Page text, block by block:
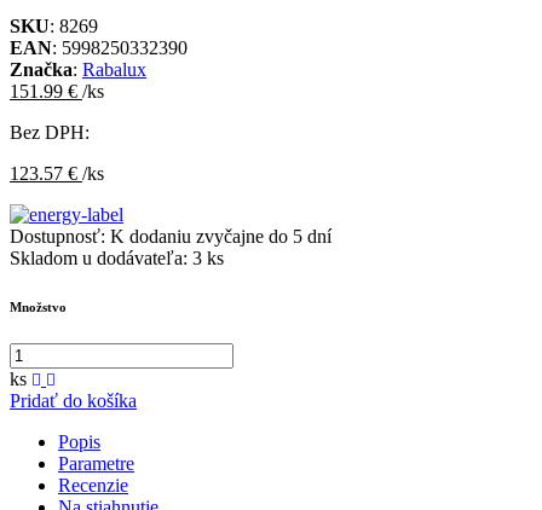
SKU: 8269
EAN: 5998250332390
Značka: Rabalux
151.99 € /ks
Bez DPH:
123.57 € /ks
Dostupnosť: K dodaniu zvyčajne do 5 dní
Skladom u dodávateľa: 3 ks
Množstvo
ks
Pridať do košíka
Popis
Parametre
Recenzie